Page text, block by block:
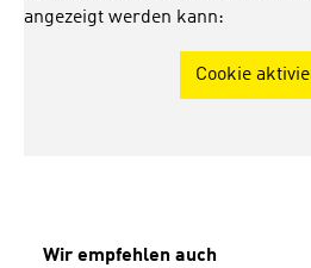
angezeigt werden kann:
Cookie
Produktgalerie überspringen
Wir empfehlen auch